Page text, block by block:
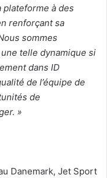
plateforme à des
renforçant sa
sommes
telle dynamique si
dans ID
de l’équipe de
de
»
Danemark, Jet Sport